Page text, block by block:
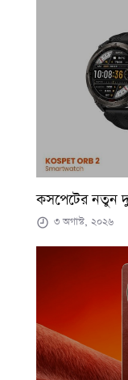
কসপেটের নতুন
৩ অগাস্ট, ২০২৬